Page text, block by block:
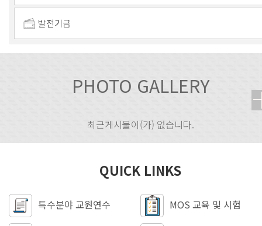
발전기금
PHOTO GALLERY
최근게시물이(가) 없습니다.
QUICK LINKS
특수분야 교원연수 MOS 교육 및 시험